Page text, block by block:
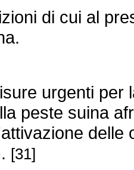
di cui al
urgenti per
peste suina
delle
[31]